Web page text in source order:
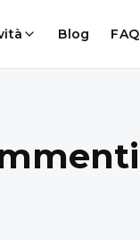
Blog FAQ